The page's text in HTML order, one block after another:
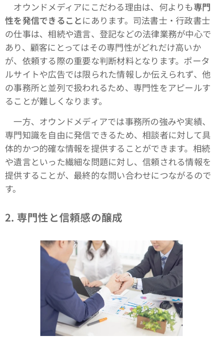
オウンドメディアにこだわる理由は、何よりも専門
性を発信できることにあります。司法書士・行政書士
の仕事は、相続や遺言、登記などの法律業務が中心で
あり、顧客にとってはその専門性がどれだけ高いか
が、依頼する際の重要な判断材料となります。ポータ
ルサイトや広告では限られた情報しか伝えられず、他
の事務所と並列で扱われるため、専門性をアピールす
ることが難しくなります。
一方、オウンドメディアでは事務所の強みや実績、
専門知識を自由に発信できるため、相談者に対して具
体的かつ的確な情報を提供することができます。相続
や遺言といった繊細な問題に対し、信頼される情報を
提供することが、最終的な問い合わせにつながるので
す。
2. 専門性と信頼感の醸成